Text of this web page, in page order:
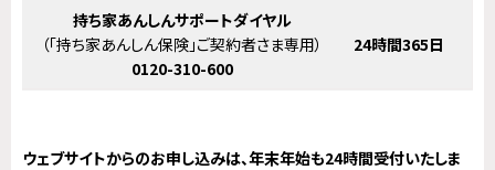
持ち家あんしんサポートダイヤル
（「持ち家あんしん保険」ご契約者さま専用）
0120-310-600
24時間365日
ウェブサイトからのお申し込みは、年末年始も24時間受付いたしま